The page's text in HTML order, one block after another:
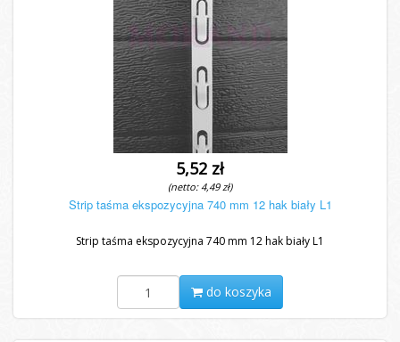
5,52 zł
(netto: 4,49 zł)
Strip taśma ekspozycyjna 740 mm 12 hak biały L1
Strip taśma ekspozycyjna 740 mm 12 hak biały L1
do koszyka